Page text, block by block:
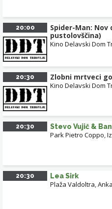
20:00
Spider-Man:
pustolovščina)
Kino Delavski Dom
20:30 Zlobni mrtveci
Kino Delavski Dom
20:30 Stevo Vujič &
Park Pietro Coppo,
20:30 Lea Sirk
Plaža Valdoltra,